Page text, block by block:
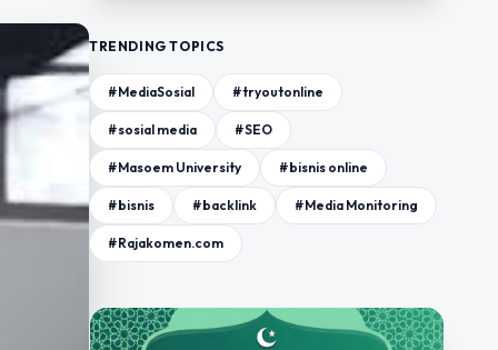
TRENDING TOPICS
#MediaSosial #tryoutonline
#sosial media #SEO
#Masoem University #bisnis online
#bisnis #backlink #Media Monitoring
#Rajakomen.com